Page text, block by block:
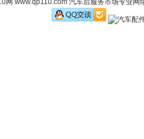
网 www.qp110.com 汽车后服务市场专业